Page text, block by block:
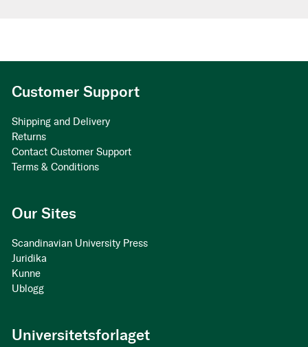
Customer Support
Shipping and Delivery
Returns
Contact Customer Support
Terms & Conditions
Our Sites
Scandinavian University Press
Juridika
Kunne
Ublogg
Universitetsforlaget